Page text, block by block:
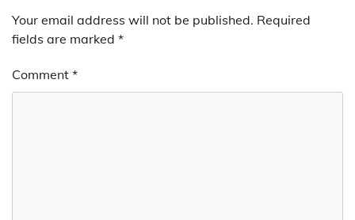
Your email address will not be published. Required
fields are marked *
Comment *